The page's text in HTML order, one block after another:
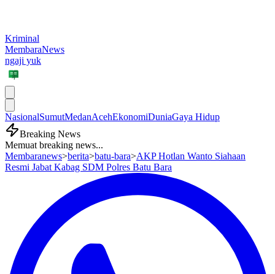
Kriminal
MembaraNews
ngaji yuk
NasionalSumutMedanAcehEkonomiDuniaGaya Hidup
Breaking News
Memuat breaking news...
Membaranews>berita>batu-bara>AKP Hotlan Wanto Siahaan
Resmi Jabat Kabag SDM Polres Batu Bara